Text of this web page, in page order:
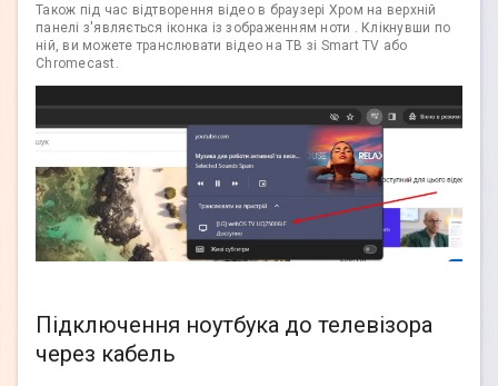
Також під час відтворення відео в браузері Хром на верхній
панелі з'являється іконка із зображенням ноти
. Клікнувши по
ній, ви можете транслювати відео на ТВ зі Smart TV або
Chromecast.
Підключення ноутбука до телевізора
через кабель